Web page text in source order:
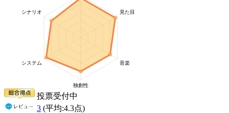
投票受付中
3 (平均:4.3点)